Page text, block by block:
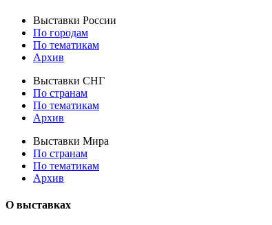
Выставки России
По городам
По тематикам
Архив
Выставки СНГ
По странам
По тематикам
Архив
Выставки Мира
По странам
По тематикам
Архив
О выставках